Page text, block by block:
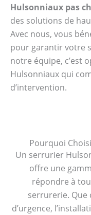
Hulsonniaux pas
des solutions de
Avec nous, vous
pour garantir votre
notre équipe, c’est
Hulsonniaux qui
d’intervention.
Pourquoi
Un serrurier
offre une
répondre à
serrurerie.
d’urgence,